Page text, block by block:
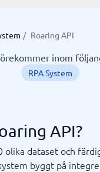
/ Roaring API
inom
RPA System
API?
olika dataset och
byggt på